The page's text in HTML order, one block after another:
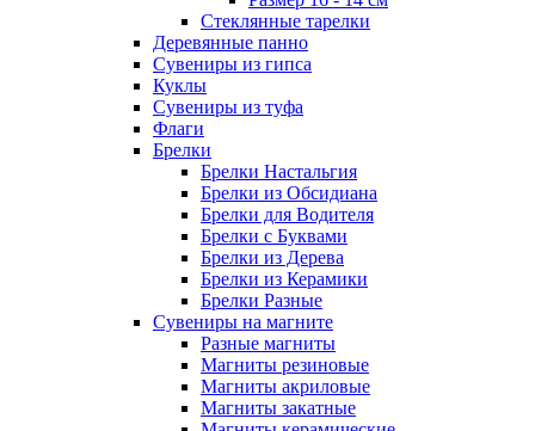
Стеклянные тарелки
Деревянные панно
Сувениры из гипса
Куклы
Сувениры из туфа
Флаги
Брелки
Брелки Настальгия
Брелки из Обсидиана
Брелки для Водителя
Брелки с Буквами
Брелки из Дерева
Брелки из Керамики
Брелки Разные
Сувениры на магните
Разные магниты
Магниты резиновые
Магниты акриловые
Магниты закатные